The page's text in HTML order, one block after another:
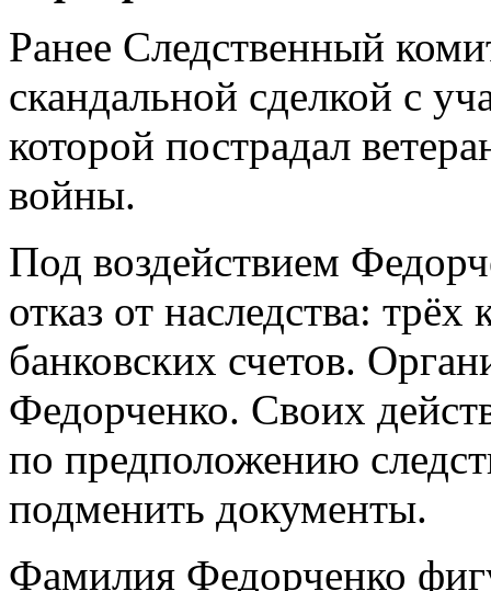
Ранее Следственный
скандальной сделкой с
которой пострадал
войны.
Под воздействием
отказ от наследства:
банковских счетов.
Федорченко. Своих
по предположению
подменить документы.
Фамилия Федорченко